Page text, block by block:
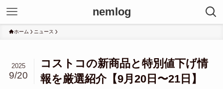
nemlog
ホーム ニュース
コストコの新商品と特別値下げ情
報を厳選紹介【9月20日〜21日】
2025
9/20